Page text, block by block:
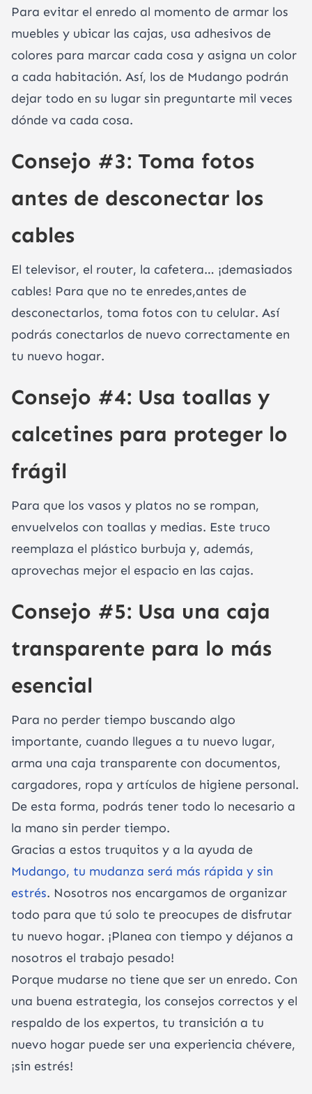
Para evitar el enredo al momento de armar los
muebles y ubicar las cajas, usa adhesivos de
colores para marcar cada cosa y asigna un color
a cada habitación. Así, los de Mudango podrán
dejar todo en su lugar sin preguntarte mil veces
dónde va cada cosa.
Consejo #3: Toma fotos
antes de desconectar los
cables
El televisor, el router, la cafetera… ¡demasiados
cables! Para que no te enredes,antes de
desconectarlos, toma fotos con tu celular. Así
podrás conectarlos de nuevo correctamente en
tu nuevo hogar.
Consejo #4: Usa toallas y
calcetines para proteger lo
frágil
Para que los vasos y platos no se rompan,
envuelvelos con toallas y medias. Este truco
reemplaza el plástico burbuja y, además,
aprovechas mejor el espacio en las cajas.
Consejo #5: Usa una caja
transparente para lo más
esencial
Para no perder tiempo buscando algo
importante, cuando llegues a tu nuevo lugar,
arma una caja transparente con documentos,
cargadores, ropa y artículos de higiene personal.
De esta forma, podrás tener todo lo necesario a
la mano sin perder tiempo.
Gracias a estos truquitos y a la ayuda de
Mudango, tu mudanza será más rápida y sin
estrés. Nosotros nos encargamos de organizar
todo para que tú solo te preocupes de disfrutar
tu nuevo hogar. ¡Planea con tiempo y déjanos a
nosotros el trabajo pesado!
Porque mudarse no tiene que ser un enredo. Con
una buena estrategia, los consejos correctos y el
respaldo de los expertos, tu transición a tu
nuevo hogar puede ser una experiencia chévere,
¡sin estrés!